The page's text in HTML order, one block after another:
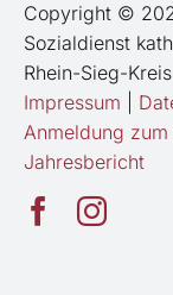
Copyright ©
Sozialdienst
Rhein-Sieg-Kreis
Impressum
Anmeldung
Jahresbericht